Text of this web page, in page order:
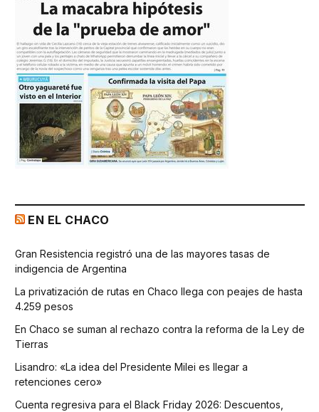
EN EL CHACO
Gran Resistencia registró una de las mayores tasas de
indigencia de Argentina
La privatización de rutas en Chaco llega con peajes de hasta
4.259 pesos
En Chaco se suman al rechazo contra la reforma de la Ley de
Tierras
Lisandro: «La idea del Presidente Milei es llegar a
retenciones cero»
Cuenta regresiva para el Black Friday 2026: Descuentos,